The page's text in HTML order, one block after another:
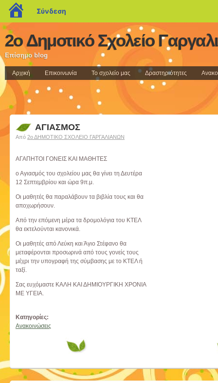
blogs.sch.gr
Σύνδεση
Αρχική Επικοινωνία Το σχολείο μας Δραστηριότητες
2ο Δημοτικό Σχολείο
Επίσημο blog
ΑΓΙΑΣΜΟΣ
Από 2ο ΔΗΜΟΤΙΚΟ ΣΧΟΛΕΙΟ ΓΑΡΓΑΛΙΑΝΩΝ
ΑΓΑΠΗΤΟΙ ΓΟΝΕΙΣ ΚΑΙ ΜΑΘΗΤΕΣ
ο Αγιασμός του σχολείου μας θα γίνει τη Δευτέρα
12 Σεπτεμβρίου και ώρα 9π.μ.
Οι μαθητές θα παραλάβουν τα βιβλία τους και θα
αποχωρήσουν.
Από την επόμενη μέρα τα δρομολόγια του ΚΤΕΛ
θα εκτελούνται κανονικά.
Οι μαθητές από Λεύκη και Άγιο Στέφανο θα
μεταφέρονται προσωρινά από τους γονείς τους
μέχρι την υπογραφή της σύμβασης με το ΚΤΕΛ ή
ταξί.
Σας ευχόμαστε ΚΑΛΗ ΚΑΙ ΔΗΜΙΟΥΡΓΙΚΗ ΧΡΟΝΙΑ
ΜΕ ΥΓΕΙΑ.
Κατηγορίες:
Ανακοινώσεις